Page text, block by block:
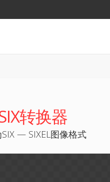
转换器
— SIXEL图像格式